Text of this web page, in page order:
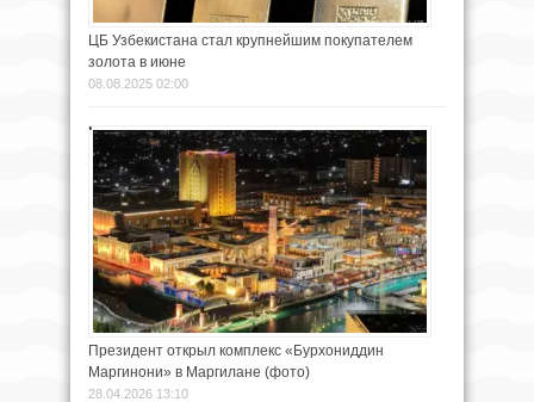
ЦБ Узбекистана стал крупнейшим покупателем
золота в июне
08.08.2025 02:00
Президент открыл комплекс «Бурхониддин
Маргинони» в Маргилане (фото)
28.04.2026 13:10